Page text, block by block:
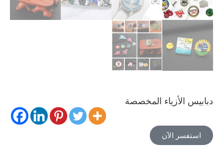
دبابيس الأزياء المخصصة
استفسر الآن